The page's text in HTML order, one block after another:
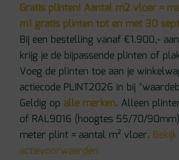
Gratis plinten! Aantal m2 vloer =
m1 gratis plinten tot en met 30
Bij een bestelling vanaf €1.900,-
krijg je de bijpassende plinten of
Voeg de plinten toe aan je
actiecode PLINT2026 in bij
Geldig opalle merken. Alleen
of RAL9016 (hoogtes 55/70/
meter plint = aantal m² vloer.
actievoorwaarden